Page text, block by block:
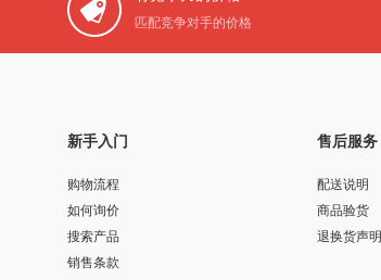
匹配竞争对手的价格
新手入门
购物流程
如何询价
搜索产品
销售条款
售后服务
配送说明
商品验货
退换货声明